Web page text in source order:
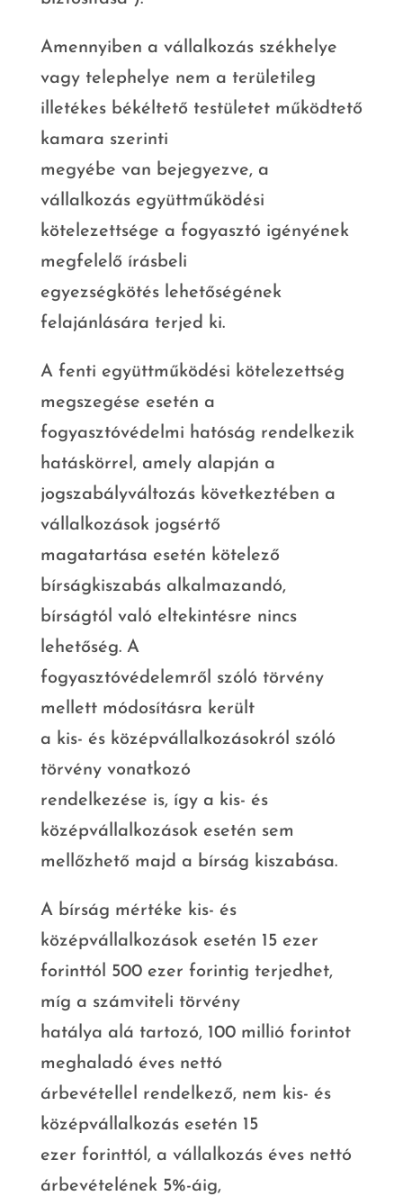
Amennyiben a vállalkozás székhelye
vagy telephelye nem a területileg
illetékes békéltető testületet működtető
kamara szerinti
megyébe van bejegyezve, a
vállalkozás együttműködési
kötelezettsége a fogyasztó igényének
megfelelő írásbeli
egyezségkötés lehetőségének
felajánlására terjed ki.
A fenti együttműködési kötelezettség
megszegése esetén a
fogyasztóvédelmi hatóság rendelkezik
hatáskörrel, amely alapján a
jogszabályváltozás következtében a
vállalkozások jogsértő
magatartása esetén kötelező
bírságkiszabás alkalmazandó,
bírságtól való eltekintésre nincs
lehetőség. A
fogyasztóvédelemről szóló törvény
mellett módosításra került
a kis- és középvállalkozásokról szóló
törvény vonatkozó
rendelkezése is, így a kis- és
középvállalkozások esetén sem
mellőzhető majd a bírság kiszabása.
A bírság mértéke kis- és
középvállalkozások esetén 15 ezer
forinttól 500 ezer forintig terjedhet,
míg a számviteli törvény
hatálya alá tartozó, 100 millió forintot
meghaladó éves nettó
árbevétellel rendelkező, nem kis- és
középvállalkozás esetén 15
ezer forinttól, a vállalkozás éves nettó
árbevételének 5%-áig,